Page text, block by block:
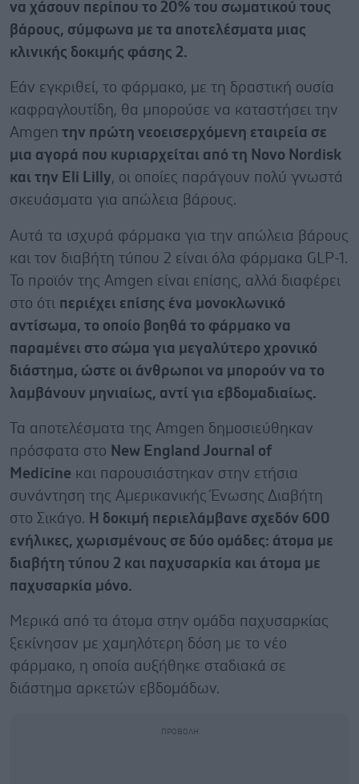
να χάσουν περίπου το 20% του σωματικού τους
βάρους, σύμφωνα με τα αποτελέσματα μιας
κλινικής δοκιμής φάσης 2.
Εάν εγκριθεί, το φάρμακο, με τη δραστική ουσία
καφραγλουτίδη, θα μπορούσε να καταστήσει την
Amgen την πρώτη νεοεισερχόμενη εταιρεία σε
μια αγορά που κυριαρχείται από τη Novo Nordisk
και την Eli Lilly, οι οποίες παράγουν πολύ γνωστά
σκευάσματα για απώλεια βάρους.
Αυτά τα ισχυρά φάρμακα για την απώλεια βάρους
και τον διαβήτη τύπου 2 είναι όλα φάρμακα GLP-1.
Το προϊόν της Amgen είναι επίσης, αλλά διαφέρει
στο ότι περιέχει επίσης ένα μονοκλωνικό
αντίσωμα, το οποίο βοηθά το φάρμακο να
παραμένει στο σώμα για μεγαλύτερο χρονικό
διάστημα, ώστε οι άνθρωποι να μπορούν να το
λαμβάνουν μηνιαίως, αντί για εβδομαδιαίως.
Τα αποτελέσματα της Amgen δημοσιεύθηκαν
πρόσφατα στο New England Journal of
Medicine και παρουσιάστηκαν στην ετήσια
συνάντηση της Αμερικανικής Ένωσης Διαβήτη
στο Σικάγο. Η δοκιμή περιελάμβανε σχεδόν 600
ενήλικες, χωρισμένους σε δύο ομάδες: άτομα με
διαβήτη τύπου 2 και παχυσαρκία και άτομα με
παχυσαρκία μόνο.
Μερικά από τα άτομα στην ομάδα παχυσαρκίας
ξεκίνησαν με χαμηλότερη δόση με το νέο
φάρμακο, η οποία αυξήθηκε σταδιακά σε
διάστημα αρκετών εβδομάδων.